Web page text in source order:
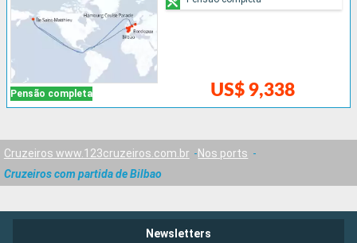
Pensão completa US$ 9,338
Cruzeiros www.123cruzeiros.com.br
Nos ports
Cruzeiros com partida de Bilbao
Newsletters